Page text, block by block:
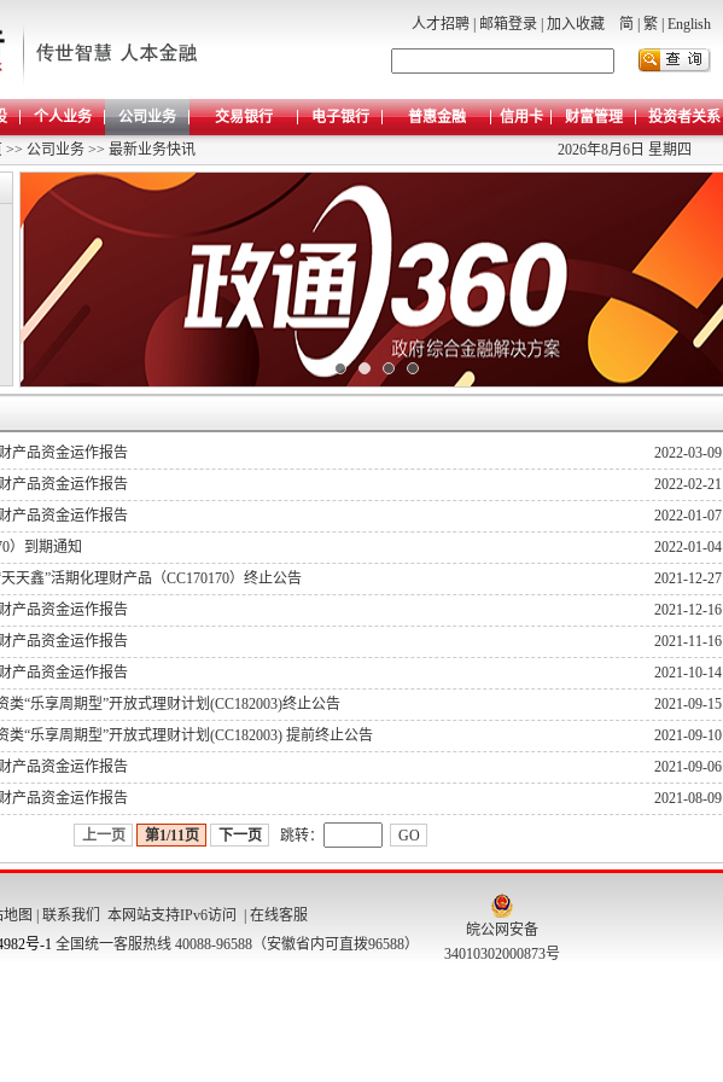
人才招聘 邮箱登录 加入收藏 简 繁 English
个人业务 公司业务 交易银行 电子银行 普惠金融 信用卡 财富管理
投资者关系
>> 公司业务 >> 最新业务快讯 2026年8月6日 星期四
2022-03-09
产品资金运作报告
2022-02-21
产品资金运作报告
2022-01-07
产品资金运作报告
2022-01-04
）到期通知
2021-12-27
天鑫”活期化理财产品（CC170170）终止公告
2021-12-16
产品资金运作报告
2021-11-16
产品资金运作报告
2021-10-14
产品资金运作报告
2021-09-15
类“乐享周期型”开放式理财计划(CC182003)终止公告
2021-09-10
类“乐享周期型”开放式理财计划(CC182003) 提前终止公告
2021-09-06
产品资金运作报告
2021-08-09
产品资金运作报告
上一页 第1/11页 下一页 跳转： GO
地图 联系我们 本网站支持IPv6访问 | 在线客服
号-1 全国统一客服热线 40088-96588（安徽省内可直拨96588）
皖公网安备
34010302000873号